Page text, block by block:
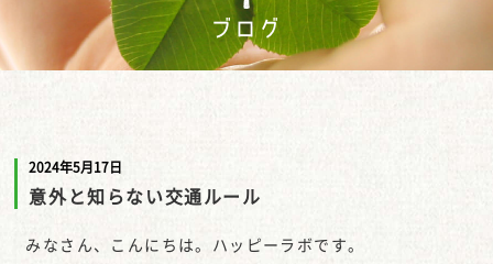
ブログ
2024年5月17日
意外と知らない交通ルール
みなさん、こんにちは。ハッピーラボです。